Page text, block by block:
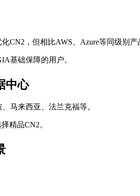
CN2，但相比AWS、Azure等同级别产
基础保障的用户。
中心
马来西亚、法兰克福等。
精品CN2。